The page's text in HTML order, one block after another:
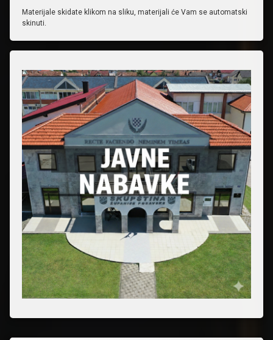
Materijale skidate klikom na sliku, materijali će Vam se automatski
skinuti.